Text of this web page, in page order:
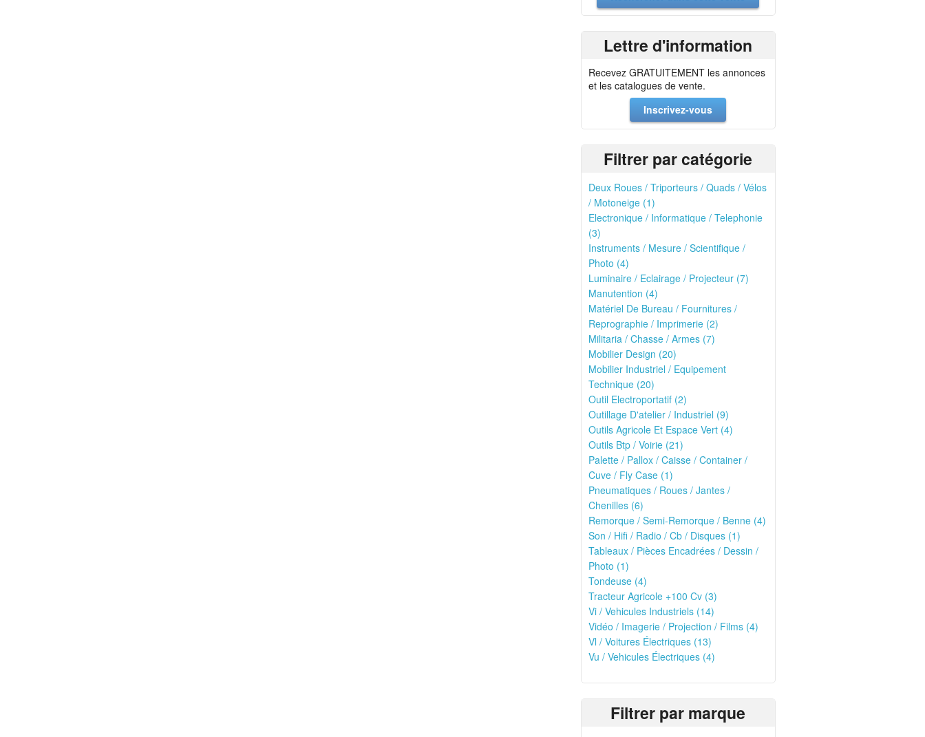
Lettre d'information
Recevez GRATUITEMENT les annonces
et les catalogues de vente.
Inscrivez-vous
Filtrer par catégorie
Deux Roues / Triporteurs / Quads / Vélos
/ Motoneige (1)
Electronique / Informatique / Telephonie
(3)
Instruments / Mesure / Scientifique /
Photo (4)
Luminaire / Eclairage / Projecteur (7)
Manutention (4)
Matériel De Bureau / Fournitures /
Reprographie / Imprimerie (2)
Militaria / Chasse / Armes (7)
Mobilier Design (20)
Mobilier Industriel / Equipement
Technique (20)
Outil Electroportatif (2)
Outillage D'atelier / Industriel (9)
Outils Agricole Et Espace Vert (4)
Outils Btp / Voirie (21)
Palette / Pallox / Caisse / Container /
Cuve / Fly Case (1)
Pneumatiques / Roues / Jantes /
Chenilles (6)
Remorque / Semi-Remorque / Benne (4)
Son / Hifi / Radio / Cb / Disques (1)
Tableaux / Pièces Encadrées / Dessin /
Photo (1)
Tondeuse (4)
Tracteur Agricole +100 Cv (3)
Vi / Vehicules Industriels (14)
Vidéo / Imagerie / Projection / Films (4)
Vl / Voitures Électriques (13)
Vu / Vehicules Électriques (4)
Filtrer par marque